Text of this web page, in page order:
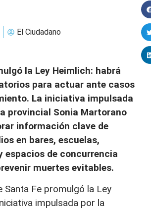
El Ciudadano
la Ley Heimlich: habrá
para actuar ante casos
La iniciativa impulsada
provincial Sonia Martorano
información clave de
en bares, escuelas,
espacios de concurrencia
muertes evitables.
Santa Fe promulgó la Ley
impulsada por la